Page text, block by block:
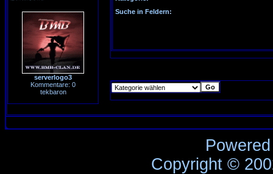
serverlogo3
Kommentare: 0
tekbaron
Suche in Feldern:
Copyright ©